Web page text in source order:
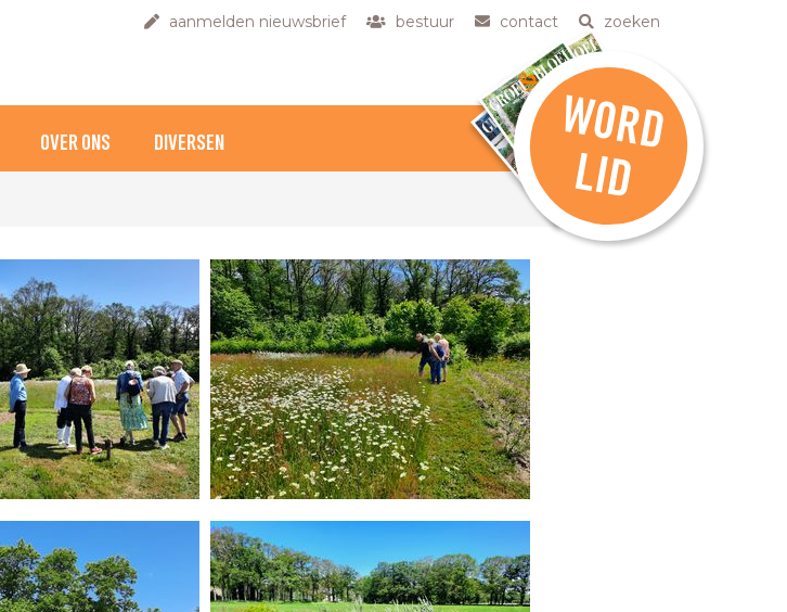
aanmelden nieuwsbrief bestuur contact zoeken
OVER ONS DIVERSEN W
O
R
D
L
ID